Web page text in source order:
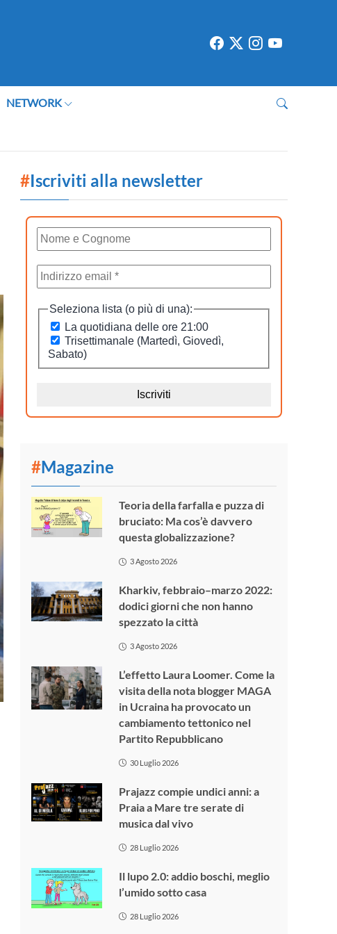
NETWORK
#Iscriviti alla newsletter
#Magazine
Teoria della farfalla e puzza di
bruciato: Ma cos’è davvero
questa globalizzazione?
3 Agosto 2026
Kharkiv, febbraio–marzo 2022:
dodici giorni che non hanno
spezzato la città
3 Agosto 2026
L’effetto Laura Loomer. Come la
visita della nota blogger MAGA
in Ucraina ha provocato un
cambiamento tettonico nel
Partito Repubblicano
30 Luglio 2026
Prajazz compie undici anni: a
Praia a Mare tre serate di
musica dal vivo
28 Luglio 2026
Il lupo 2.0: addio boschi, meglio
l’umido sotto casa
28 Luglio 2026